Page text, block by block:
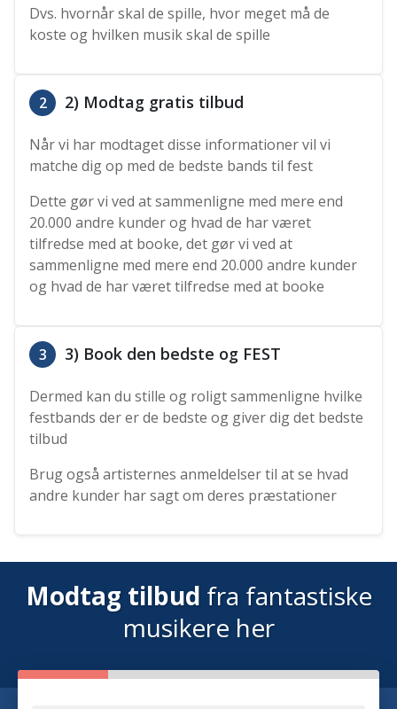
Dvs. hvornår skal de spille, hvor meget må de
koste og hvilken musik skal de spille
2 2) Modtag gratis tilbud
Når vi har modtaget disse informationer vil vi
matche dig op med de bedste bands til fest
Dette gør vi ved at sammenligne med mere end
20.000 andre kunder og hvad de har været
tilfredse med at booke, det gør vi ved at
sammenligne med mere end 20.000 andre kunder
og hvad de har været tilfredse med at booke
3 3) Book den bedste og FEST
Dermed kan du stille og roligt sammenligne hvilke
festbands der er de bedste og giver dig det bedste
tilbud
Brug også artisternes anmeldelser til at se hvad
andre kunder har sagt om deres præstationer
Modtag tilbud fra fantastiske
musikere her